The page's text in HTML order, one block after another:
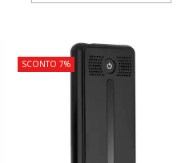
SCONTO 7%